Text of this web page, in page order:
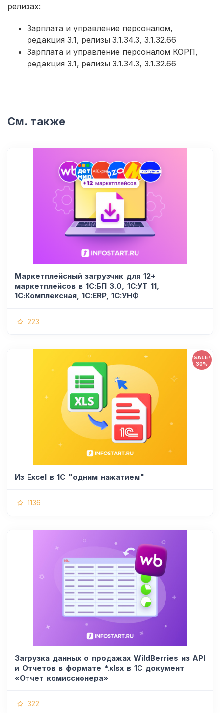
релизах:
Зарплата и управление персоналом,
редакция 3.1, релизы 3.1.34.3, 3.1.32.66
Зарплата и управление персоналом КОРП,
редакция 3.1, релизы 3.1.34.3, 3.1.32.66
См. также
Маркетплейсный загрузчик для 12+
маркетплейсов в 1С:БП 3.0, 1С:УТ 11,
1С:Комплексная, 1C:ERP, 1C:УНФ
223
Из Excel в 1С "одним нажатием"
1136
SALE!
30%
Загрузка данных о продажах WildBerries из API
и Отчетов в формате *.xlsx в 1С документ
«Отчет комиссионера»
322